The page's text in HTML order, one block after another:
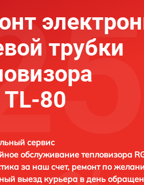
трубки
TL-80
сервис
обслуживание тепловизора
за наш счет, ремонт по
выезд курьера в день